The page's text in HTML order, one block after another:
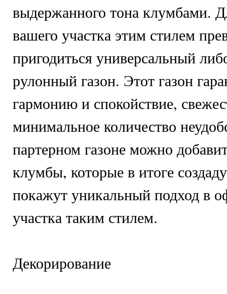
выдержанного тона клумбами.
вашего участка этим стилем
пригодиться универсальный
рулонный газон. Этот газон
гармонию и спокойствие,
минимальное количество
партерном газоне можно
клумбы, которые в итоге
покажут уникальный подход в
участка таким стилем.
Декорирование